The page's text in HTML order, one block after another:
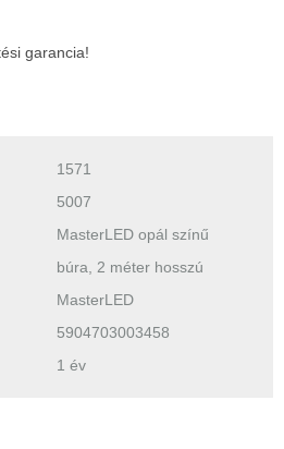
garancia!
1571
5007
MasterLED opál színű
búra, 2 méter hosszú
MasterLED
5904703003458
1 év